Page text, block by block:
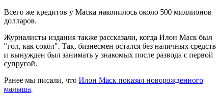
Всего же кредитов у Маска накопилось около 500 миллионов
долларов.
Журналисты издания также рассказали, когда Илон Маск был
"гол, как сокол". Так, бизнесмен остался без наличных средств
и вынужден был занимать у знакомых после развода с первой
супругой.
Ранее мы писали, что Илон Маск показал новорожденного
малыша.